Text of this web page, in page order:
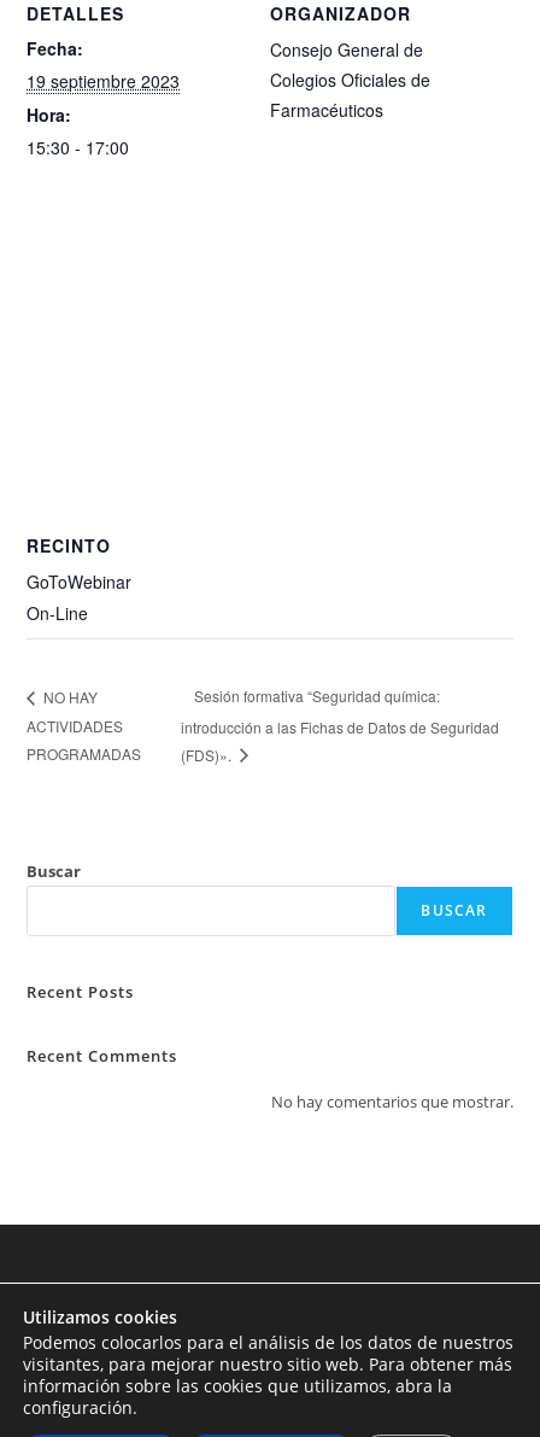
DETALLES
Fecha:
19 septiembre 2023
Hora:
15:30 - 17:00
ORGANIZADOR
Consejo General de
Colegios Oficiales de
Farmacéuticos
RECINTO
GoToWebinar
On-Line
NO HAY
ACTIVIDADES
PROGRAMADAS
Sesión formativa “Seguridad química:
introducción a las Fichas de Datos de Seguridad
(FDS)».
Buscar
BUSCAR
Recent Posts
Recent Comments
No hay comentarios que mostrar.
Utilizamos cookies
Podemos colocarlos para el análisis de los datos de nuestros
visitantes, para mejorar nuestro sitio web. Para obtener más
información sobre las cookies que utilizamos, abra la
configuración.